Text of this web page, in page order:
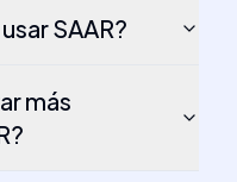
SAAR?
más